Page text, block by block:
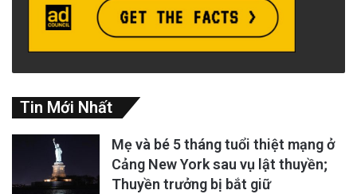
Tin Mới Nhất
Mẹ và bé 5 tháng tuổi thiệt mạng ở
Cảng New York sau vụ lật thuyền;
Thuyền trưởng bị bắt giữ